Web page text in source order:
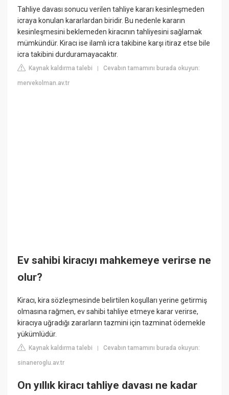
Tahliye davası sonucu verilen tahliye kararı kesinleşmeden
icraya konulan kararlardan biridir. Bu nedenle kararın
kesinleşmesini beklemeden kiracının tahliyesini sağlamak
mümkündür. Kiracı ise ilamlı icra takibine karşı itiraz etse bile
icra takibini durduramayacaktır.
Kaynak kaldırma talebi |Cevabın tamamını burada okuyun:
mervekolman.av.tr
Ev sahibi kiracıyı mahkemeye verirse ne
olur?
Kiracı, kira sözleşmesinde belirtilen koşulları yerine getirmiş
olmasına rağmen, ev sahibi tahliye etmeye karar verirse,
kiracıya uğradığı zararların tazmini için tazminat ödemekle
yükümlüdür.
Kaynak kaldırma talebi |Cevabın tamamını burada okuyun:
sinaneroglu.av.tr
On yıllık kiracı tahliye davası ne kadar